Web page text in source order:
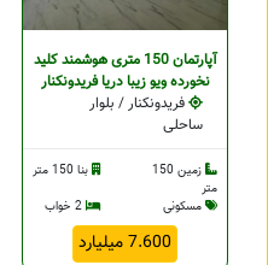
آپارتمان 150 متری هوشمند کلید
نخورده ویو زیبا دریا فریدونکنار
فریدونکنار / بلوار
ساحلی
زمین 150
متر
بنا 150 متر
مسکونی
2 خواب
7.600 میلیارد